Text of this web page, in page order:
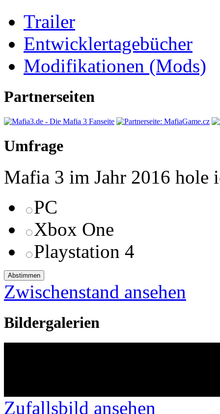
Trailer
Entwicklertagebücher
Modifikationen (Mods)
Partnerseiten
Umfrage
Mafia 3 im Jahr 2016 hole
PC
Xbox One
Playstation 4
Zwischenstand ansehen
Bildergalerien
Zufallsbild ansehen